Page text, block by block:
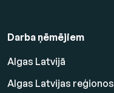
Darba ņēmējiem
Algas Latvijā
Algas Latvijas reģionos